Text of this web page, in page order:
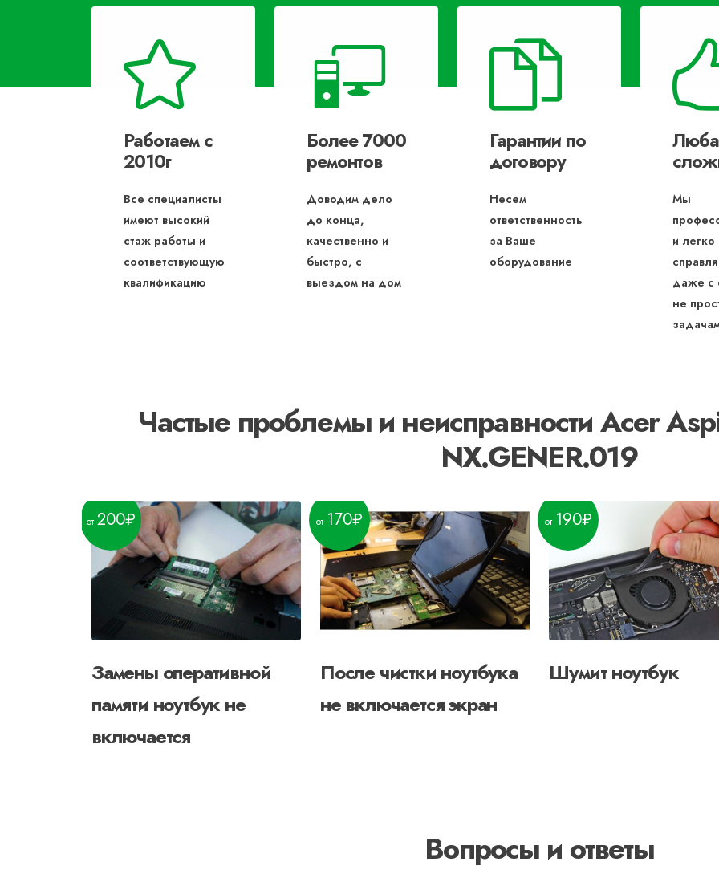
Работаем с
2010г
Все специалисты
имеют высокий
стаж работы и
соответствующую
квалификацию
Более 7000
ремонтов
Доводим дело
до конца,
качественно и
быстро, с
выездом на дом
Гарантии по
договору
Несем
ответственность
за Ваше
оборудование
Мы
и легко
даже с
не
Частые проблемы и неисправности Acer
NX.GENER.019
Замены оперативной
памяти ноутбук не
включается
200
После чистки ноутбука
не включается экран
170
Шумит ноутбук
190
Вопросы и ответы